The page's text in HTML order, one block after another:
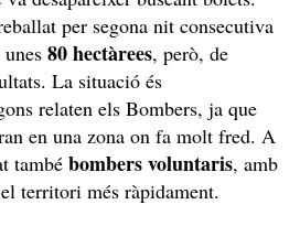
per segona nit consecutiva
80 hectàrees, però, de
La situació és
relaten els Bombers, ja que
en una zona on fa molt fred. A
també bombers voluntaris, amb
territori més ràpidament.